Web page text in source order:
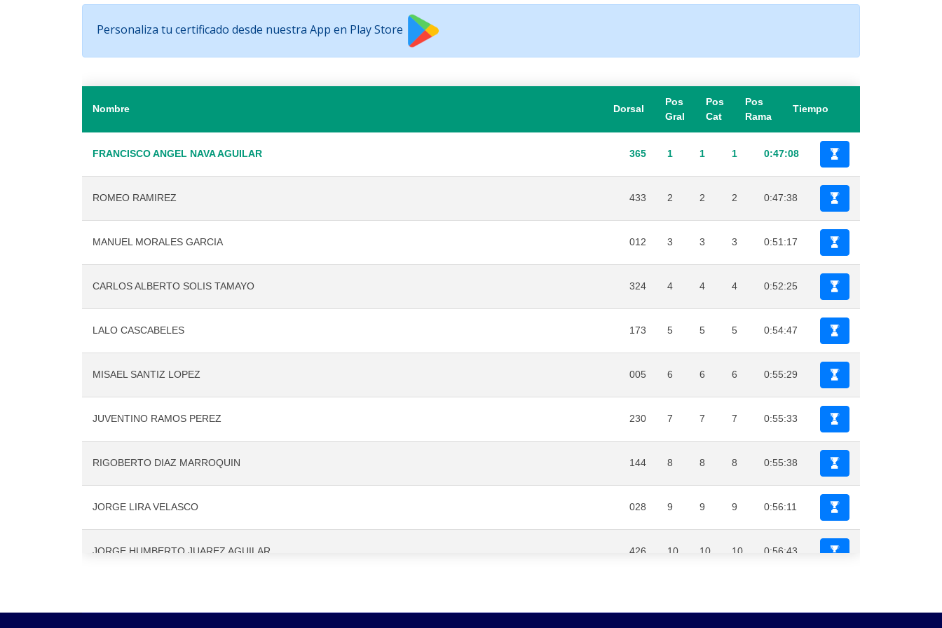
Personaliza tu certificado desde nuestra App en Play Store
Nombre Dorsal
Pos
Gral
Pos
Cat
Pos
Rama
Tiempo
FRANCISCO ANGEL NAVA AGUILAR 365 1 1 1 0:47:08
ROMEO RAMIREZ 433 2 2 2 0:47:38
MANUEL MORALES GARCIA 012 3 3 3 0:51:17
CARLOS ALBERTO SOLIS TAMAYO 324 4 4 4 0:52:25
LALO CASCABELES 173 5 5 5 0:54:47
MISAEL SANTIZ LOPEZ 005 6 6 6 0:55:29
JUVENTINO RAMOS PEREZ 230 7 7 7 0:55:33
RIGOBERTO DIAZ MARROQUIN 144 8 8 8 0:55:38
JORGE LIRA VELASCO 028 9 9 9 0:56:11
JORGE HUMBERTO JUAREZ AGUILAR 426 10 10 10 0:56:43